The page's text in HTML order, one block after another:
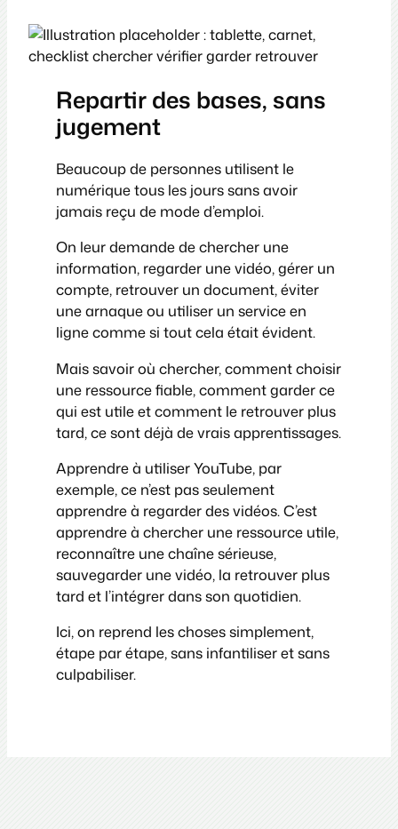
Repartir des bases, sans
jugement
Beaucoup de personnes utilisent le
numérique tous les jours sans avoir
jamais reçu de mode d’emploi.
On leur demande de chercher une
information, regarder une vidéo, gérer un
compte, retrouver un document, éviter
une arnaque ou utiliser un service en
ligne comme si tout cela était évident.
Mais savoir où chercher, comment choisir
une ressource fiable, comment garder ce
qui est utile et comment le retrouver plus
tard, ce sont déjà de vrais apprentissages.
Apprendre à utiliser YouTube, par
exemple, ce n’est pas seulement
apprendre à regarder des vidéos. C’est
apprendre à chercher une ressource utile,
reconnaître une chaîne sérieuse,
sauvegarder une vidéo, la retrouver plus
tard et l’intégrer dans son quotidien.
Ici, on reprend les choses simplement,
étape par étape, sans infantiliser et sans
culpabiliser.